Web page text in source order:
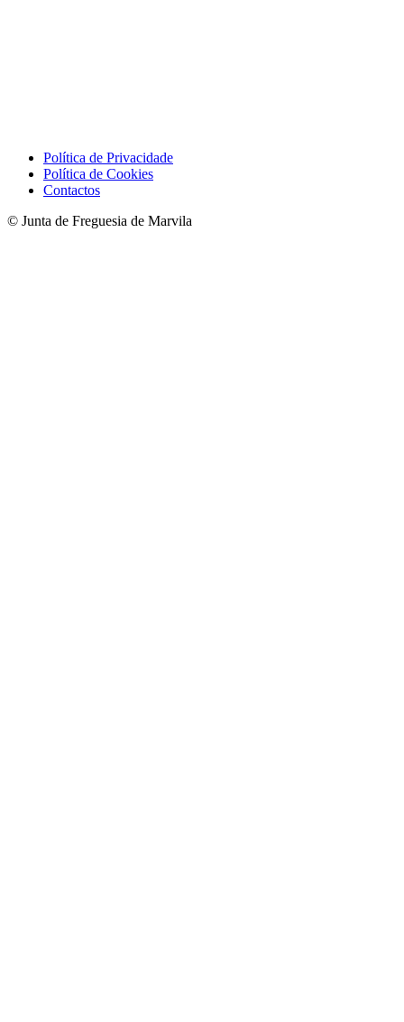
Política de Privacidade
Política de Cookies
Contactos
© Junta de Freguesia de Marvila